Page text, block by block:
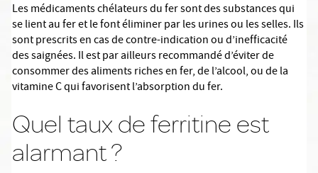
Les médicaments chélateurs du fer sont des substances qui
se lient au fer et le font éliminer par les urines ou les selles. Ils
sont prescrits en cas de contre-indication ou d’inefficacité
des saignées. Il est par ailleurs recommandé d’éviter de
consommer des aliments riches en fer, de l’alcool, ou de la
vitamine C qui favorisent l’absorption du fer.
Quel taux de ferritine est
alarmant ?